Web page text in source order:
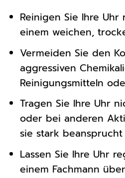
Reinigen Sie Ihre
einem weichen,
Vermeiden Sie den
aggressiven
Reinigungsmitteln
Tragen Sie Ihre Uhr
oder bei anderen
sie stark
Lassen Sie Ihre Uhr
einem Fachmann